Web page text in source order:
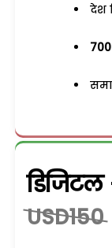
देश
डिजिटल
USD150